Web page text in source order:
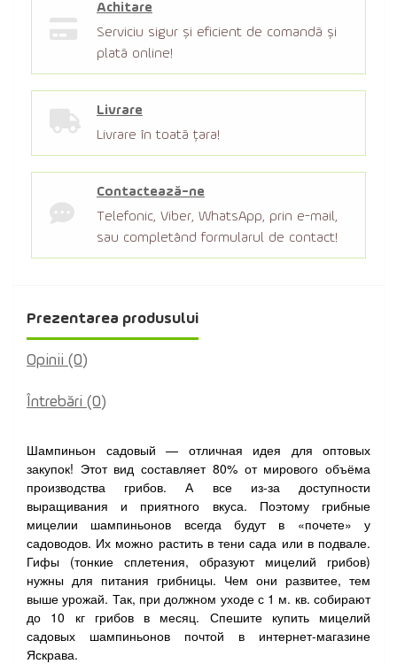
Achitare
Serviciu sigur şi eficient de comandă şi
plată online!
Livrare
Livrare în toată țara!
Contactează-ne
Telefonic, Viber, WhatsApp, prin e-mail,
sau completând formularul de contact!
Prezentarea produsului
Opinii (0)
Întrebări (0)
Шампиньон садовый — отличная идея для оптовых
закупок! Этот вид составляет 80% от мирового объёма
производства грибов. А все из-за доступности
выращивания и приятного вкуса. Поэтому грибные
мицелии шампиньонов всегда будут в «почете» у
садоводов. Их можно растить в тени сада или в подвале.
Гифы (тонкие сплетения, образуют мицелий грибов)
нужны для питания грибницы. Чем они развитее, тем
выше урожай. Так, при должном уходе с 1 м. кв. собирают
до 10 кг грибов в месяц. Спешите купить мицелий
садовых шампиньонов почтой в интернет-магазине
Яскрава.